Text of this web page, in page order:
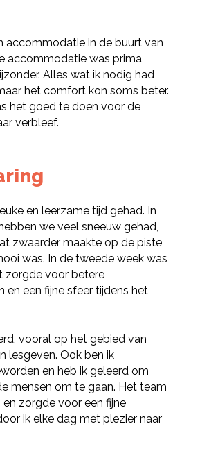
accommodatie in de buurt van
accommodatie was prima,
Alles wat ik nodig had
het comfort kon soms beter.
het goed te doen voor de
verbleef.
en leerzame tijd gehad. In
we veel sneeuw gehad,
zwaarder maakte op de piste
was. In de tweede week was
zorgde voor betere
en een fijne sfeer tijdens het
vooral op het gebied van
lesgeven. Ook ben ik
en heb ik geleerd om
mensen om te gaan. Het team
zorgde voor een fijne
ik elke dag met plezier naar
Deel via Facebook